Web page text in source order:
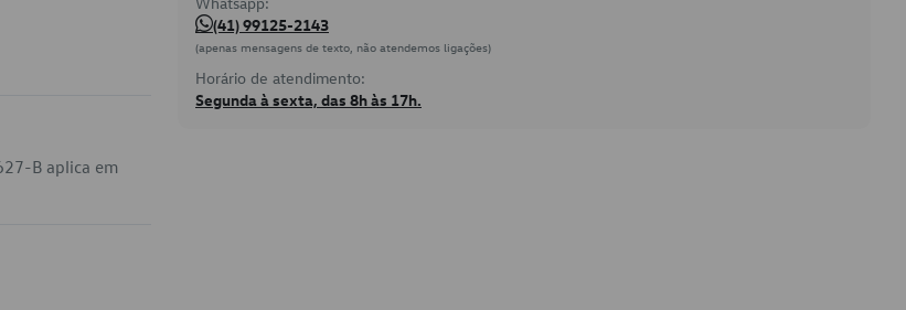
B aplica em
(41) 99125-2143
(apenas mensagens de texto, não atendemos ligações)
Horário de atendimento:
Segunda à sexta, das 8h às 17h.